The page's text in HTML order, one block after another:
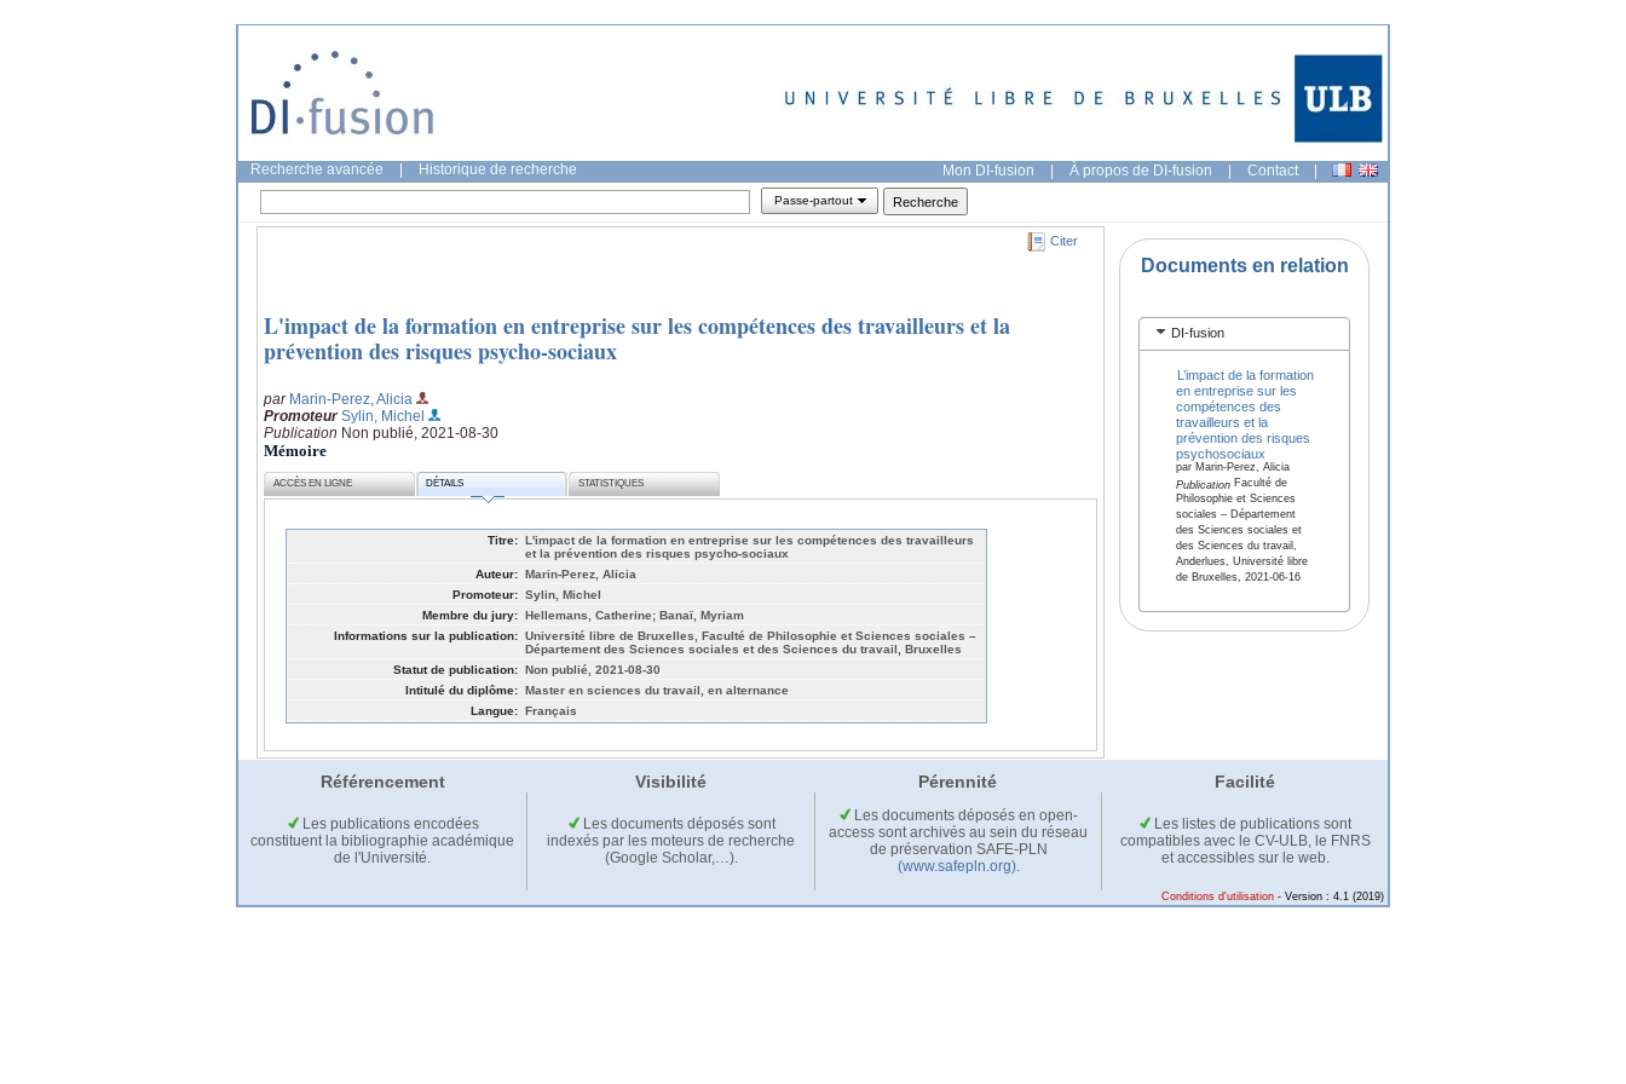
Recherche avancée Historique de recherche Mon DI-fusion | À propos de DI-fusion | Contact |
Passe-partout
Citer
L'impact de la formation en entreprise sur les compétences des travailleurs et la
prévention des risques psycho-sociaux
par Marin-Perez, Alicia
Promoteur Sylin, Michel
Publication Non publié, 2021-08-30
Mémoire
ACCÈS EN LIGNE DÉTAILS STATISTIQUES
Titre: L'impact de la formation en entreprise sur les compétences des travailleurs
et la prévention des risques psycho-sociaux
Auteur: Marin-Perez, Alicia
Promoteur: Sylin, Michel
Membre du jury: Hellemans, Catherine; Banaï, Myriam
Informations sur la publication: Université libre de Bruxelles, Faculté de Philosophie et Sciences sociales –
Département des Sciences sociales et des Sciences du travail, Bruxelles
Statut de publication: Non publié, 2021-08-30
Intitulé du diplôme: Master en sciences du travail, en alternance
Langue: Français
Documents en relation
DI-fusion
L’impact de la formation
en entreprise sur les
compétences des
travailleurs et la
prévention des risques
psychosociaux
par Marin-Perez, Alicia
PublicationFaculté de
Philosophie et Sciences
sociales – Département
des Sciences sociales et
des Sciences du travail,
Anderlues, Université libre
de Bruxelles, 2021-06-16
Référencement Visibilité Pérennité Facilité
Les publications encodées
constituent la bibliographie académique
de l'Université.
Les documents déposés sont
indexés par les moteurs de recherche
(Google Scholar,…).
Les documents déposés en open-
access sont archivés au sein du réseau
de préservation SAFE-PLN
(www.safepln.org).
Les listes de publications sont
compatibles avec le CV-ULB, le FNRS
et accessibles sur le web.
Conditions d'utilisation - Version : 4.1 (2019)